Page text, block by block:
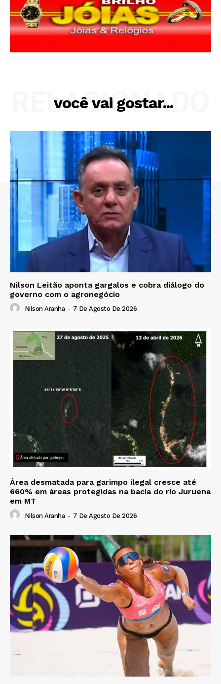
você vai gostar...
RELACIONADO
Nilson Leitão aponta gargalos e cobra diálogo do
governo com o agronegócio
Nilson Aranha - 7 De Agosto De 2026
Área desmatada para garimpo ilegal cresce até
660% em áreas protegidas na bacia do rio Juruena
em MT
Nilson Aranha - 7 De Agosto De 2026